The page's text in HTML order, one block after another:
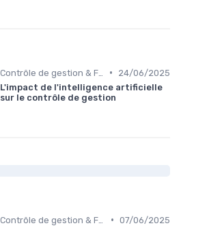
•
24/06/2025
L'impact de l'intelligence artificielle
sur le contrôle de gestion
• 07/06/2025